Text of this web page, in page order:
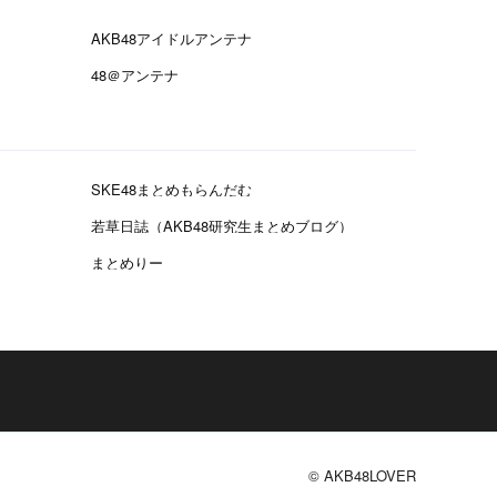
AKB48アイドルアンテナ
48＠アンテナ
SKE48まとめもらんだむ
若草日誌（AKB48研究生まとめブログ）
まとめりー
© AKB48LOVER